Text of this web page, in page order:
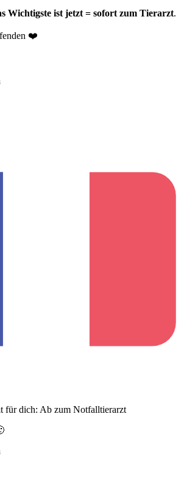
Wichtigste ist jetzt = sofort zum Tierarzt.
❤️
für dich: Ab zum Notfalltierarzt